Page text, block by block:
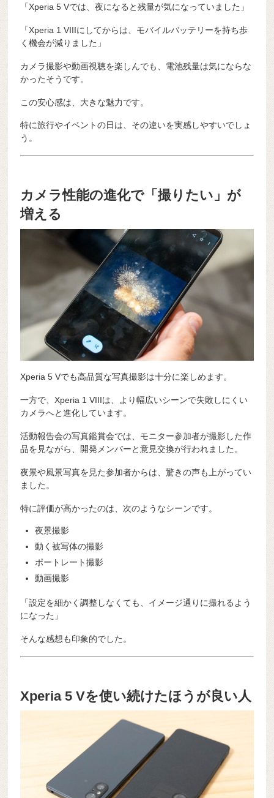
「Xperia 5 Vでは、夜になると残量が気になっていました」
「Xperia 1 VIIIにしてからは、モバイルバッテリーを持ち歩
く機会が減りました」
カメラ撮影や動画視聴を楽しんでも、電池残量は気にならな
かったそうです。
この安心感は、大きな魅力です。
特に旅行やイベントの日は、その違いを実感しやすいでしょ
う。
カメラ性能の進化で「撮りたい」が
増える
Xperia 5 Vでも高品質な写真撮影は十分に楽しめます。
一方で、Xperia 1 VIIIは、より幅広いシーンで失敗しにくい
カメラへと進化しています。
活動報告会の写真鑑賞会では、モニター参加者が撮影した作
品を見ながら、開発メンバーと意見交換が行われました。
夜景や風景写真を見た参加者からは、驚きの声も上がってい
ました。
特に評価が高かったのは、次のようなシーンです。
夜景撮影
動く被写体の撮影
ポートレート撮影
動画撮影
「設定を細かく調整しなくても、イメージ通りに撮れるよう
になった」
そんな感想も印象的でした。
Xperia 5 Vを使い続けたほうが良い人